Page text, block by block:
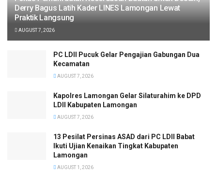
Derry Bagus Latih Kader LINES Lamongan Lewat
Praktik Langsung
AUGUST 7, 2026
PC LDII Pucuk Gelar Pengajian Gabungan Dua
Kecamatan
AUGUST 7, 2026
Kapolres Lamongan Gelar Silaturahim ke DPD
LDII Kabupaten Lamongan
AUGUST 7, 2026
13 Pesilat Persinas ASAD dari PC LDII Babat
Ikuti Ujian Kenaikan Tingkat Kabupaten
Lamongan
AUGUST 1, 2026